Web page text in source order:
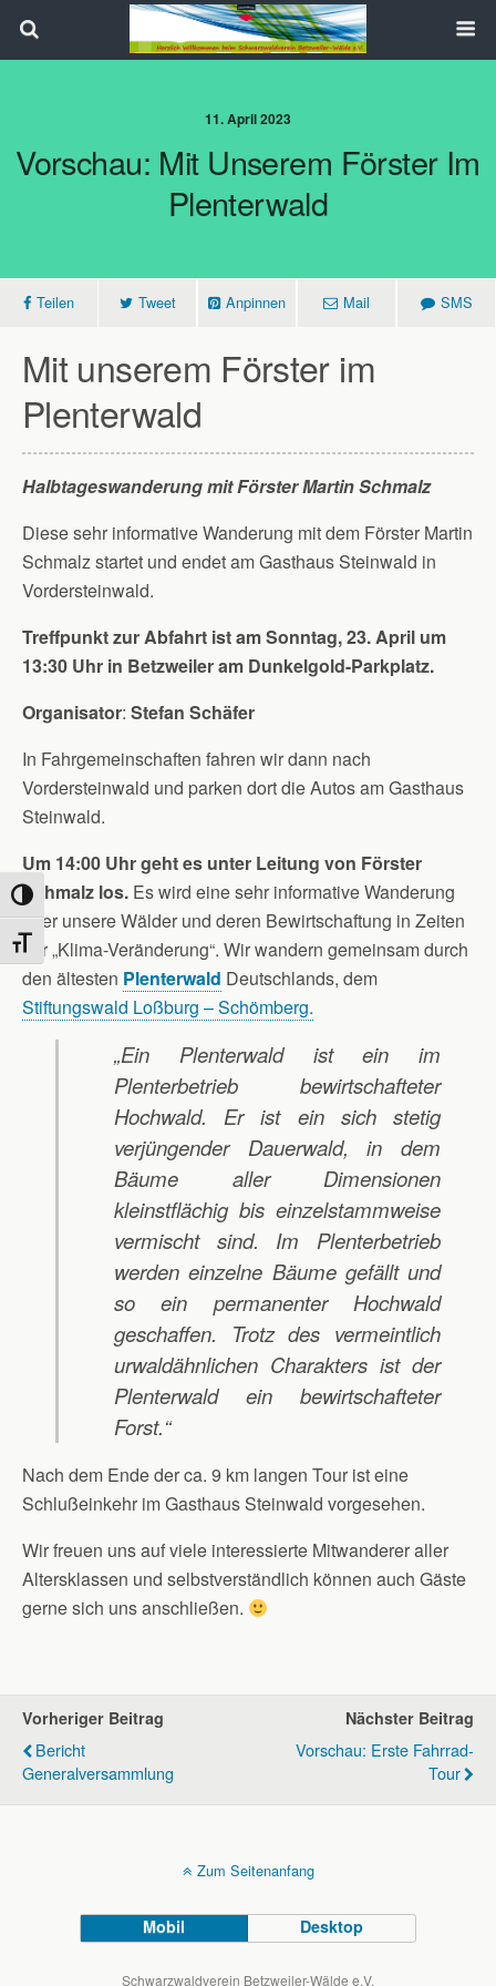
Umschalten auf hohe Kontraste
Schrift vergrößern
11. April 2023
Vorschau: Mit Unserem Förster Im
Plenterwald
Teilen Tweet Anpinnen Mail SMS
Mit unserem Förster im
Plenterwald
Halbtageswanderung mit Förster Martin Schmalz
Diese sehr informative Wanderung mit dem Förster Martin
Schmalz startet und endet am Gasthaus Steinwald in
Vordersteinwald.
Treffpunkt zur Abfahrt ist am Sonntag, 23. April um
13:30 Uhr in Betzweiler am Dunkelgold-Parkplatz.
Organisator: Stefan Schäfer
In Fahrgemeinschaften fahren wir dann nach
Vordersteinwald und parken dort die Autos am Gasthaus
Steinwald.
Um 14:00 Uhr geht es unter Leitung von Förster
Schmalz los. Es wird eine sehr informative Wanderung
über unsere Wälder und deren Bewirtschaftung in Zeiten
der „Klima-Veränderung“. Wir wandern gemeinsam durch
den ältesten Plenterwald Deutschlands, dem
Stiftungswald Loßburg – Schömberg.
„Ein Plenterwald ist ein im
Plenterbetrieb bewirtschafteter
Hochwald. Er ist ein sich stetig
verjüngender Dauerwald, in dem
Bäume aller Dimensionen
kleinstflächig bis einzelstammweise
vermischt sind. Im Plenterbetrieb
werden einzelne Bäume gefällt und
so ein permanenter Hochwald
geschaffen. Trotz des vermeintlich
urwaldähnlichen Charakters ist der
Plenterwald ein bewirtschafteter
Forst.“
Nach dem Ende der ca. 9 km langen Tour ist eine
Schlußeinkehr im Gasthaus Steinwald vorgesehen.
Wir freuen uns auf viele interessierte Mitwanderer aller
Altersklassen und selbstverständlich können auch Gäste
gerne sich uns anschließen.
Vorheriger Beitrag
Bericht
Generalversammlung
Nächster Beitrag
Vorschau: Erste Fahrrad-
Tour
Zum Seitenanfang
Mobil Desktop
Schwarzwaldverein Betzweiler-Wälde e.V.